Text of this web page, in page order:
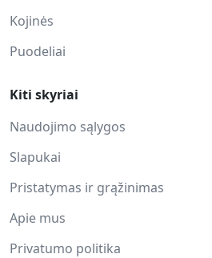
Kojinės
Puodeliai
Kiti skyriai
Naudojimo sąlygos
Slapukai
Pristatymas ir grąžinimas
Apie mus
Privatumo politika